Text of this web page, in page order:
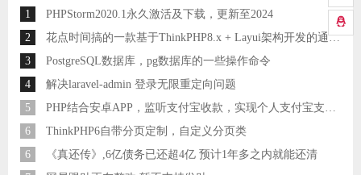
1
PHPStorm2020.1永久激活及下载，更新至2024
2
花点时间搞的一款基于ThinkPHP8.x + Layui架构开发的通用后台管理系统
3
PostgreSQL数据库，pg数据库的一些操作命令
4
解决laravel-admin 登录无限重定向问题
5
PHP结合安卓APP，监听支付宝收款，实现个人支付宝支付接口
6
ThinkPHP6自带分页定制，自定义分页类
6
《真还传》,6亿债务已还超4亿 预计1年多之内就能还清